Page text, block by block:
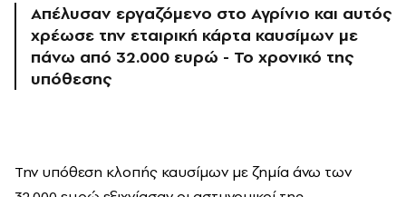
Απέλυσαν εργαζόμενο στο Αγρίνιο και αυτός
χρέωσε την εταιρική κάρτα καυσίμων με
πάνω από 32.000 ευρώ - Το χρονικό της
υπόθεσης
Την υπόθεση κλοπής καυσίμων με ζημία άνω των